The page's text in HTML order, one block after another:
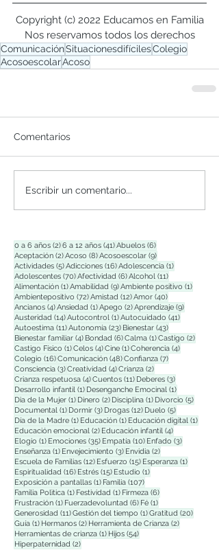
Copyright (c) 2022 Educamos en Familia
Nos reservamos todos los derechos
ComunicaciónSituacionesdifícilesColegio
AcosoescolarAcoso
Comentarios
Escribir un comentario...
0 a 6 años (2)2 entradas
6 a 12 años (41)41 entradas
Abuelos (6)6 entradas
Aceptación (2)2 entradas
Acoso (8)8 entradas
Acosoescolar (9)9 entradas
Actividades (5)5 entradas
Adicciones (16)16 entradas
Adolescencia (1)1 entrada
Adolescentes (70)70 entradas
Afectividad (6)6 entradas
Alcohol (11)11 entradas
Alimentación (1)1 entrada
Amabilidad (9)9 entradas
Ambiente positivo (1)1 entrada
Ambientepositivo (72)72 entradas
Amistad (12)12 entradas
Amor (40)40 entradas
Ancianos (4)4 entradas
Ansiedad (1)1 entrada
Apego (2)2 entradas
Aprendizaje (9)9 entradas
Austeridad (14)14 entradas
Autocontrol (1)1 entrada
Autocuidado (41)41 entradas
Autoestima (11)11 entradas
Autonomía (23)23 entradas
Bienestar (43)43 entradas
Bienestar familiar (4)4 entradas
Bondad (6)6 entradas
Calma (1)1 entrada
Castigo (2)2
Castigo Físico (1)1 entrada
Celos (4)4 entradas
Cine (1)1 entrada
Coherencia (4)4 entradas
Colegio (16)16 entradas
Comunicación (48)48 entradas
Confianza (7)7 entradas
Consciencia (3)3 entradas
Creatividad (4)4 entradas
Crianza (2)2 entradas
Crianza respetuosa (4)4 entradas
Cuentos (11)11 entradas
Deberes (3)3 entradas
Desarrollo infantil (1)1 entrada
Desenganche Emocinal (1)1 entrada
Dia de la Mujer (1)1 entrada
Dinero (2)2 entradas
Disciplina (1)1 entrada
Divorcio (5)5
Documental (1)1 entrada
Dormir (3)3 entradas
Drogas (12)12 entradas
Duelo (5)5 entradas
Día de la Madre (1)1 entrada
Educación (1)1 entrada
Educación digital (1)1
Educación emocional (2)2 entradas
Educación infantil (4)4 entradas
Elogio (1)1 entrada
Emociones (35)35 entradas
Empatía (10)10 entradas
Enfado (3)3 entradas
Enseñanza (1)1 entrada
Envejecimiento (3)3 entradas
Envidia (2)2 entradas
Escuela de Familias (12)12 entradas
Esfuerzo (15)15 entradas
Esperanza (1)1 entrada
Espiritualidad (16)16 entradas
Estrés (15)15 entradas
Estudio (1)1 entrada
Exposición a pantallas (1)1 entrada
Familia (107)107 entradas
Familia Polìtica (1)1 entrada
Festividad (1)1 entrada
Firmeza (6)6 entradas
Frustración (1)1 entrada
Fuerzadevoluntad (6)6 entradas
Fé (1)1 entrada
Generosidad (11)11 entradas
Gestión del tiempo (1)1 entrada
Gratitud (20)20
Guía (1)1 entrada
Hermanos (2)2 entradas
Herramienta de Crianza (2)2 entradas
Herramientas de crianza (1)1 entrada
Hijos (54)54 entradas
Hiperpaternidad (2)2 entradas